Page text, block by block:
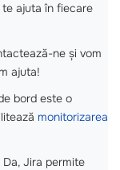
ajuta în fiecare
ne și vom
ajuta!
bord este o
monitorizarea
Da, Jira permite